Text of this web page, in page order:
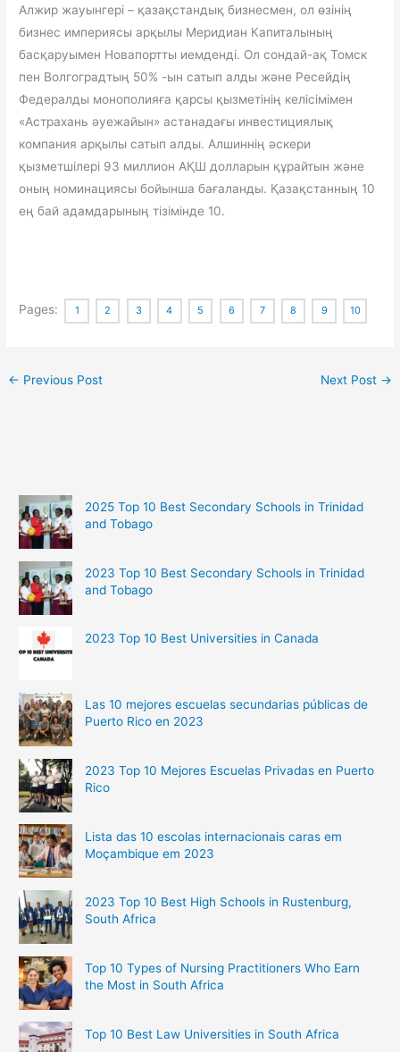
Алжир жауынгері – қазақстандық бизнесмен, ол өзінің
бизнес империясы арқылы Меридиан Капиталының
басқаруымен Новапортты иемденді. Ол сондай-ақ Томск
пен Волгоградтың 50% -ын сатып алды және Ресейдің
Федералды монополияға қарсы қызметінің келісімімен
«Астрахань әуежайын» астанадағы инвестициялық
компания арқылы сатып алды. Алшиннің әскери
қызметшілері 93 миллион АҚШ долларын құрайтын және
оның номинациясы бойынша бағаланды. Қазақстанның 10
ең бай адамдарының тізімінде 10.
Pages: 1 2 3 4 5 6 7 8 9 10
← Previous Post Next Post →
2025 Top 10 Best Secondary Schools in Trinidad
and Tobago
2023 Top 10 Best Secondary Schools in Trinidad
and Tobago
2023 Top 10 Best Universities in Canada
Las 10 mejores escuelas secundarias públicas de
Puerto Rico en 2023
2023 Top 10 Mejores Escuelas Privadas en Puerto
Rico
Lista das 10 escolas internacionais caras em
Moçambique em 2023
2023 Top 10 Best High Schools in Rustenburg,
South Africa
Top 10 Types of Nursing Practitioners Who Earn
the Most in South Africa
Top 10 Best Law Universities in South Africa